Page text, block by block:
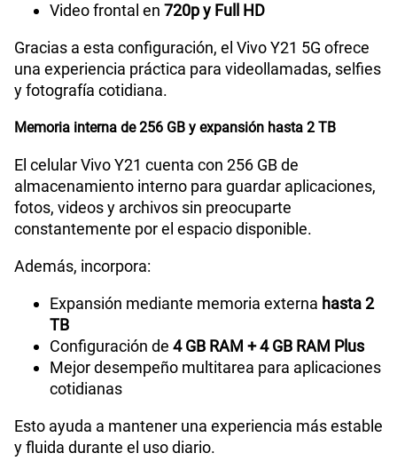
Video frontal en 720p y Full HD
Gracias a esta configuración, el Vivo Y21 5G ofrece
una experiencia práctica para videollamadas, selfies
y fotografía cotidiana.
Memoria interna de 256 GB y expansión hasta 2 TB
El celular Vivo Y21 cuenta con 256 GB de
almacenamiento interno para guardar aplicaciones,
fotos, videos y archivos sin preocuparte
constantemente por el espacio disponible.
Además, incorpora:
Expansión mediante memoria externa hasta 2
TB
Configuración de 4 GB RAM + 4 GB RAM Plus
Mejor desempeño multitarea para aplicaciones
cotidianas
Esto ayuda a mantener una experiencia más estable
y fluida durante el uso diario.